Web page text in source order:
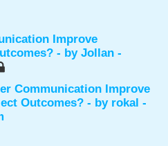
Improve
- by Jollan -
Communication Improve
Outcomes? - by rokal -